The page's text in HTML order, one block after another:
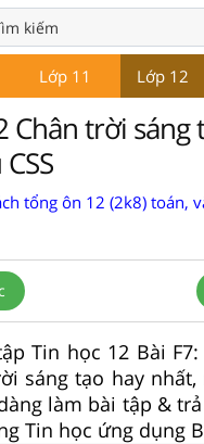
Lớp 11 Lớp 12
Chân trời sáng
tổng ôn 12 (2k8) toán,
Tin học 12 Bài F7:
sáng tạo hay
làm bài tập &
Tin học ứng dụng